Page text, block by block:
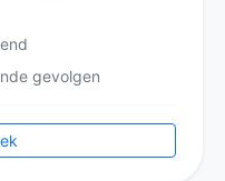
gevolgen